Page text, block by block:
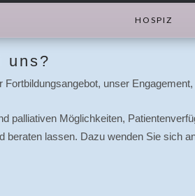
HOSPIZ
uns?
Fortbildungsangebot, unser
palliativen Möglichkeiten,
beraten lassen. Dazu wenden Sie sich